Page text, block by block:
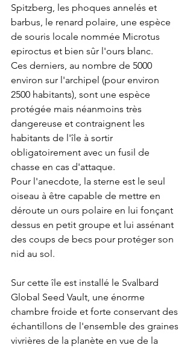
Spitzberg, les phoques annelés et
barbus, le renard polaire, une espèce
de souris locale nommée Microtus
epiroctus et bien sûr l'ours blanc.
Ces derniers, au nombre de 5000
environ sur l'archipel (pour environ
2500 habitants), sont une espèce
protégée mais néanmoins très
dangereuse et contraignent les
habitants de l'île à sortir
obligatoirement avec un fusil de
chasse en cas d'attaque.
Pour l'anecdote, la sterne est le seul
oiseau à être capable de mettre en
déroute un ours polaire en lui fonçant
dessus en petit groupe et lui assénant
des coups de becs pour protéger son
nid au sol.
Sur cette île est installé le Svalbard
Global Seed Vault, une énorme
chambre froide et forte conservant des
échantillons de l'ensemble des graines
vivrières de la planète en vue de la